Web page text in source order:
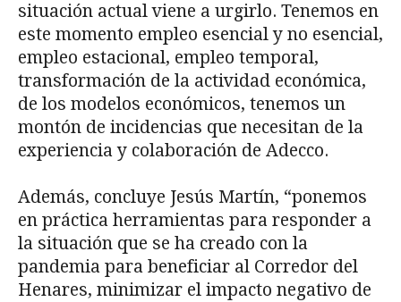
situación actual viene a urgirlo. Tenemos en
este momento empleo esencial y no esencial,
empleo estacional, empleo temporal,
transformación de la actividad económica,
de los modelos económicos, tenemos un
montón de incidencias que necesitan de la
experiencia y colaboración de Adecco.
Además, concluye Jesús Martín, “ponemos
en práctica herramientas para responder a
la situación que se ha creado con la
pandemia para beneficiar al Corredor del
Henares, minimizar el impacto negativo de